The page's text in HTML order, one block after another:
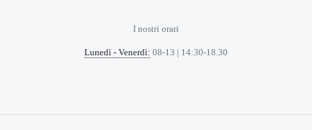
I nostri orari
Lunedì - Venerdì: 08-13 | 14:30-18.30